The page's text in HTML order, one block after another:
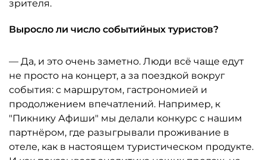
зрителя.
Выросло ли число событийных туристов?
— Да, и это очень заметно. Люди всё чаще едут
не просто на концерт, а за поездкой вокруг
события: с маршрутом, гастрономией и
продолжением впечатлений. Например, к
"Пикнику Афиши" мы делали конкурс с нашим
партнёром, где разыгрывали проживание в
отеле, как в настоящем туристическом продукте.